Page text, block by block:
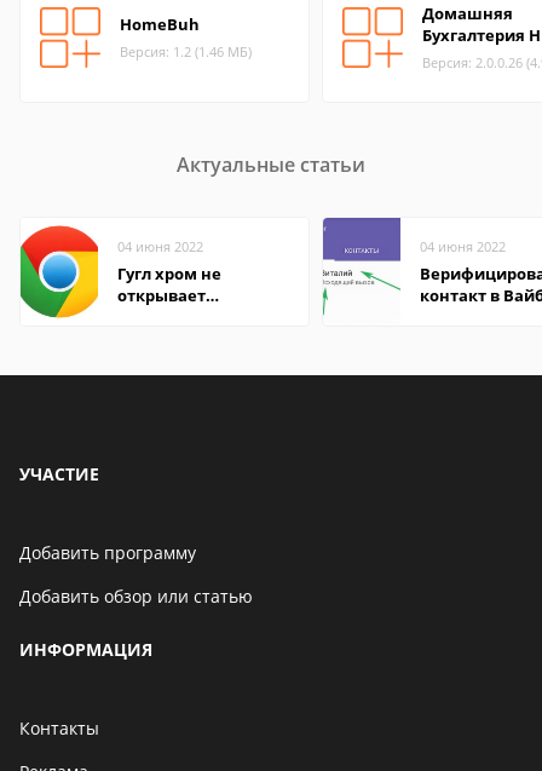
HomeBuh
Версия: 1.2 (1.46 МБ)
Домашняя
Бухгалтерия
Версия: 2.0.0.26
Актуальные статьи
04 июня 2022
Гугл хром не
открывает
04 июня 2022
контакт в
УЧАСТИЕ
Добавить программу
Добавить обзор или статью
ИНФОРМАЦИЯ
Контакты